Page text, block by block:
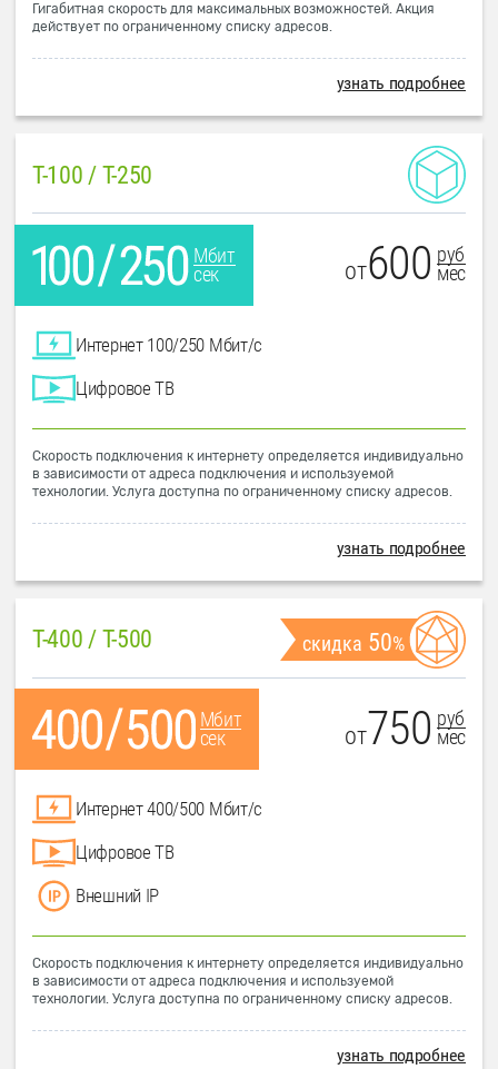
Гигабитная скорость для максимальных возможностей. Акция
действует по ограниченному списку адресов.
узнать подробнее
T-100 / T-250
Мбит
сек
от600 руб
мес
Интернет 100/250 Мбит/с
Цифровое ТВ
Скорость подключения к интернету определяется индивидуально
в зависимости от адреса подключения и используемой
технологии. Услуга доступна по ограниченному списку адресов.
узнать подробнее
T-400 / T-500 скидка 50%
Мбит
сек
от750 руб
мес
Интернет 400/500 Мбит/с
Цифровое ТВ
Внешний IP
Скорость подключения к интернету определяется индивидуально
в зависимости от адреса подключения и используемой
технологии. Услуга доступна по ограниченному списку адресов.
узнать подробнее